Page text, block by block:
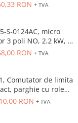
48V AC, 16A
RON + TVA
S-0124AC, micro
3 poli NO, 2.2 kW, 5
1NC , bobina 24 V
RON + TVA
Comutator de limita
parghie cu role
corp metalic cu
RON + TVA